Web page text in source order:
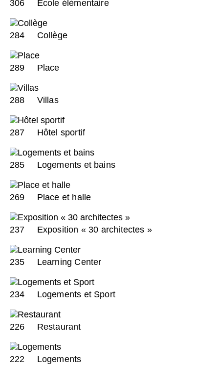
306 Ecole élémentaire
284 Collège
289 Place
288 Villas
287 Hôtel sportif
285 Logements et bains
269 Place et halle
237 Exposition « 30 architectes »
235 Learning Center
234 Logements et Sport
226 Restaurant
222 Logements